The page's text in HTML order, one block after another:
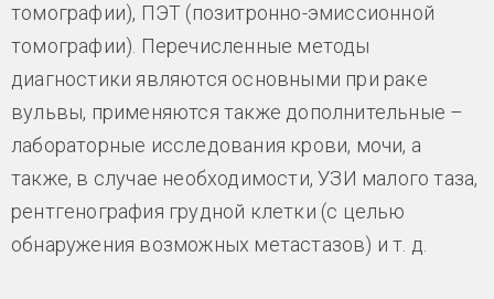
томографии), ПЭТ (позитронно-эмиссионной
томографии). Перечисленные методы
диагностики являются основными при раке
вульвы, применяются также дополнительные –
лабораторные исследования крови, мочи, а
также, в случае необходимости, УЗИ малого таза,
рентгенография грудной клетки (с целью
обнаружения возможных метастазов) и т. д.